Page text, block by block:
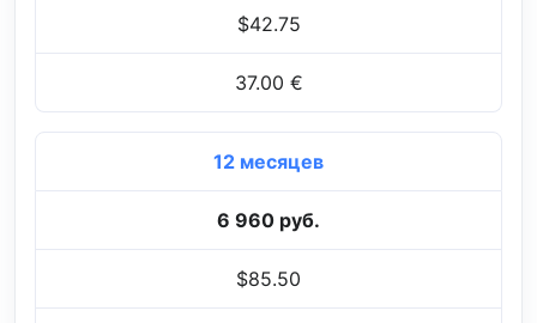
$42.75
37.00 €
12 месяцев
6 960 руб.
$85.50